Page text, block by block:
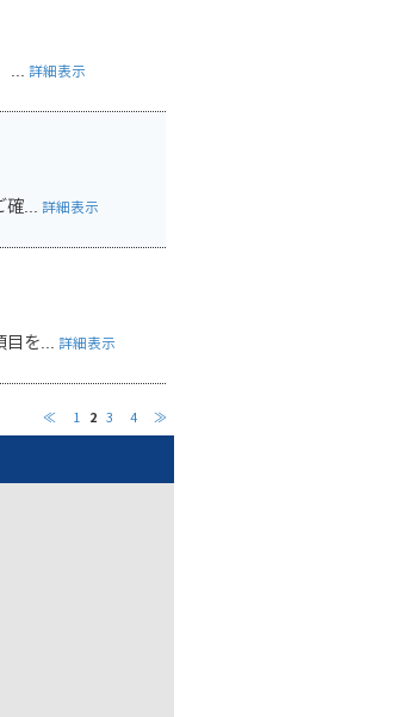
... 詳細表示
確... 詳細表示
目を... 詳細表示
≪ 1 2 3 4 ≫